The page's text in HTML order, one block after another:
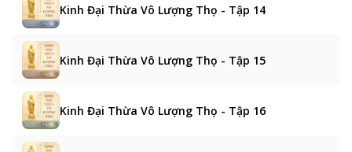
Kinh Đại Thừa Vô Lượng Thọ - Tập 14
Kinh Đại Thừa Vô Lượng Thọ - Tập 15
Kinh Đại Thừa Vô Lượng Thọ - Tập 16